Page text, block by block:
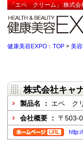
「エペ クリーム」:株式会
健康美容EXPO：TOP > 美
株式会社キャ
製品名 ： エペ ク
会社概要 ： 〒503-